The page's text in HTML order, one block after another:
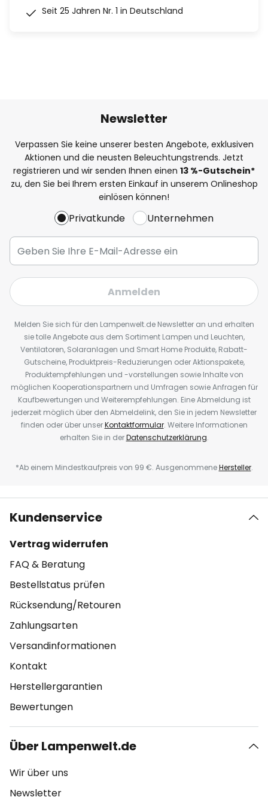
Seit 25 Jahren Nr. 1 in Deutschland
Newsletter
Verpassen Sie keine unserer besten Angebote, exklusiven
Aktionen und die neusten Beleuchtungstrends. Jetzt
registrieren und wir senden Ihnen einen 13 %-Gutschein*
zu, den Sie bei Ihrem ersten Einkauf in unserem Onlineshop
einlösen können!
Privatkunde Unternehmen
Anmelden
Melden Sie sich für den Lampenwelt.de Newsletter an und erhalten
sie tolle Angebote aus dem Sortiment Lampen und Leuchten,
Ventilatoren, Solaranlagen und Smart Home Produkte, Rabatt-
Gutscheine, Produktpreis-Reduzierungen oder Aktionspakete,
Produktempfehlungen und -vorstellungen sowie Inhalte von
möglichen Kooperationspartnern und Umfragen sowie Anfragen für
Kaufbewertungen und Weiterempfehlungen. Eine Abmeldung ist
jederzeit möglich über den Abmeldelink, den Sie in jedem Newsletter
finden oder über unserKontaktformular. Weitere Informationen
erhalten Sie in derDatenschutzerklärung.
*Ab einem Mindestkaufpreis von 99 €. AusgenommeneHersteller.
Kundenservice
Vertrag widerrufen
FAQ & Beratung
Bestellstatus prüfen
Rücksendung/Retouren
Zahlungsarten
Versandinformationen
Kontakt
Herstellergarantien
Bewertungen
Über Lampenwelt.de
Wir über uns
Newsletter